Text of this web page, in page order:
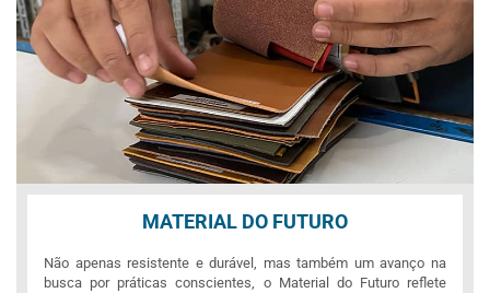
MATERIAL DO FUTURO
Não apenas resistente e durável, mas também um avanço na
busca por práticas conscientes, o Material do Futuro reflete